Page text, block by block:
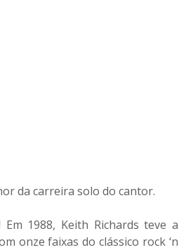
da carreira solo do cantor.
1988, Keith Richards teve a
onze faixas do clássico rock ‘n